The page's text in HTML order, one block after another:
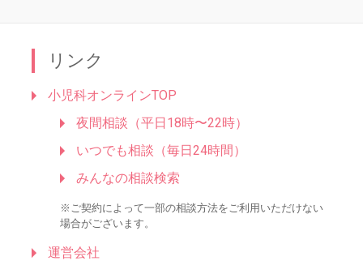
リンク
小児科オンラインTOP
夜間相談（平日18時〜22時）
いつでも相談（毎日24時間）
みんなの相談検索
※ご契約によって一部の相談方法をご利用いただけない
場合がございます。
運営会社